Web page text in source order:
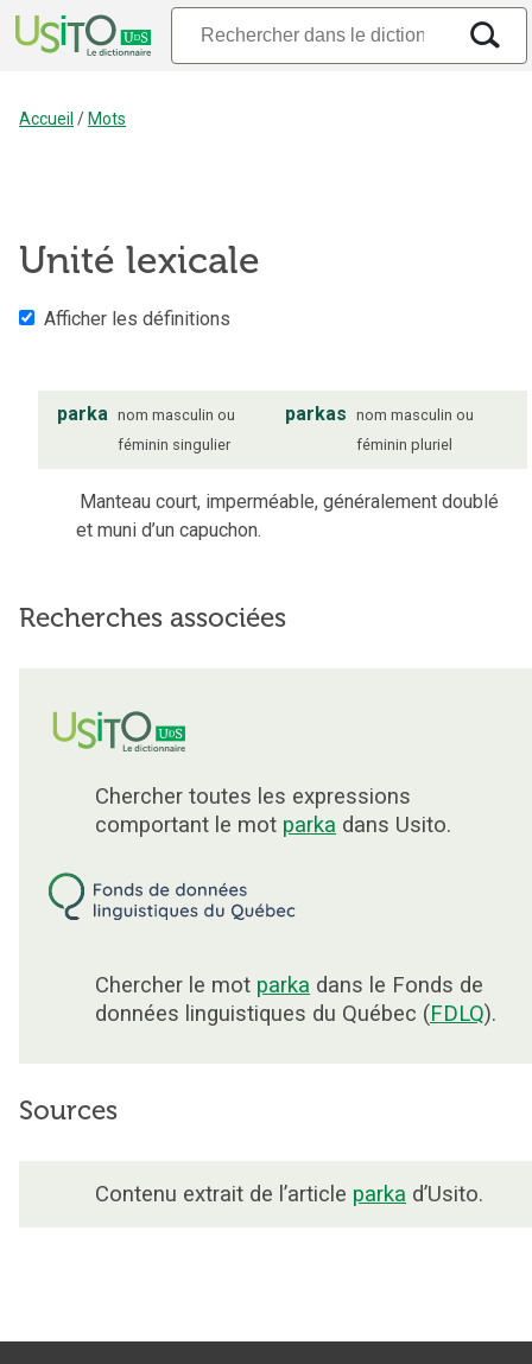
Accueil / Mots
Unité lexicale
Afficher les définitions
parka nom masculin ou
féminin singulier
parkas nom masculin ou
féminin pluriel
Manteau court, imperméable, généralement doublé
et muni d’un capuchon.
Recherches associées
Chercher toutes les expressions
comportant le mot parka dans Usito.
Chercher le mot parka dans le Fonds de
données linguistiques du Québec (FDLQ).
Sources
Contenu extrait de l’article parka d’Usito.